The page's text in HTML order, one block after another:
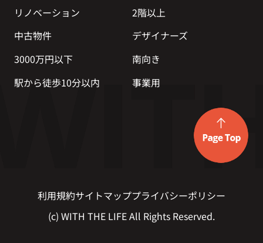
リノベーション
2階以上
中古物件
デザイナーズ
3000万円以下
南向き
駅から徒歩10分以内
事業用
利用規約サイトマッププライバシーポリシー
(c) WITH THE LIFE All Rights Reserved.